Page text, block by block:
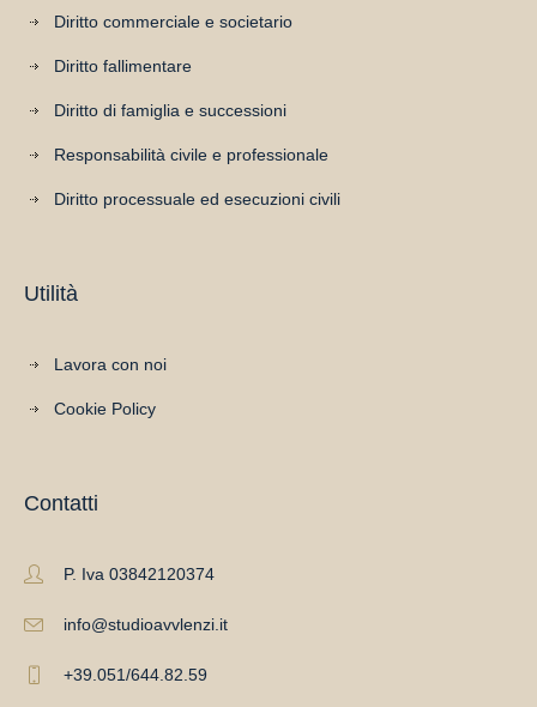
Diritto commerciale e societario
Diritto fallimentare
Diritto di famiglia e successioni
Responsabilità civile e professionale
Diritto processuale ed esecuzioni civili
Utilità
Lavora con noi
Cookie Policy
Contatti
P. Iva 03842120374
info@studioavvlenzi.it
+39.051/644.82.59